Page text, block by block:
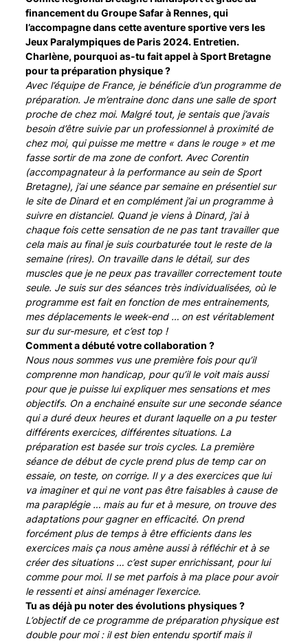
financement du Groupe Safar à Rennes, qui
l’accompagne dans cette aventure sportive vers les
Jeux Paralympiques de Paris 2024. Entretien.
Charlène, pourquoi as-tu fait appel à Sport Bretagne
pour ta préparation physique ?
Avec l’équipe de France, je bénéficie d’un programme de
préparation. Je m’entraine donc dans une salle de sport
proche de chez moi. Malgré tout, je sentais que j’avais
besoin d’être suivie par un professionnel à proximité de
chez moi, qui puisse me mettre « dans le rouge » et me
fasse sortir de ma zone de confort. Avec Corentin
(accompagnateur à la performance au sein de Sport
Bretagne), j’ai une séance par semaine en présentiel sur
le site de Dinard et en complément j’ai un programme à
suivre en distanciel. Quand je viens à Dinard, j’ai à
chaque fois cette sensation de ne pas tant travailler que
cela mais au final je suis courbaturée tout le reste de la
semaine (rires). On travaille dans le détail, sur des
muscles que je ne peux pas travailler correctement toute
seule. Je suis sur des séances très individualisées, où le
programme est fait en fonction de mes entrainements,
mes déplacements le week-end … on est véritablement
sur du sur-mesure, et c’est top !
Comment a débuté votre collaboration ?
Nous nous sommes vus une première fois pour qu’il
comprenne mon handicap, pour qu’il le voit mais aussi
pour que je puisse lui expliquer mes sensations et mes
objectifs. On a enchainé ensuite sur une seconde séance
qui a duré deux heures et durant laquelle on a pu tester
différents exercices, différentes situations. La
préparation est basée sur trois cycles. La première
séance de début de cycle prend plus de temp car on
essaie, on teste, on corrige. Il y a des exercices que lui
va imaginer et qui ne vont pas être faisables à cause de
ma paraplégie … mais au fur et à mesure, on trouve des
adaptations pour gagner en efficacité. On prend
forcément plus de temps à être efficients dans les
exercices mais ça nous amène aussi à réfléchir et à se
créer des situations … c’est super enrichissant, pour lui
comme pour moi. Il se met parfois à ma place pour avoir
le ressenti et ainsi aménager l’exercice.
Tu as déjà pu noter des évolutions physiques ?
L’objectif de ce programme de préparation physique est
double pour moi : il est bien entendu sportif mais il